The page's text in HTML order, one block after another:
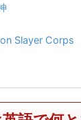
Slayer Corps